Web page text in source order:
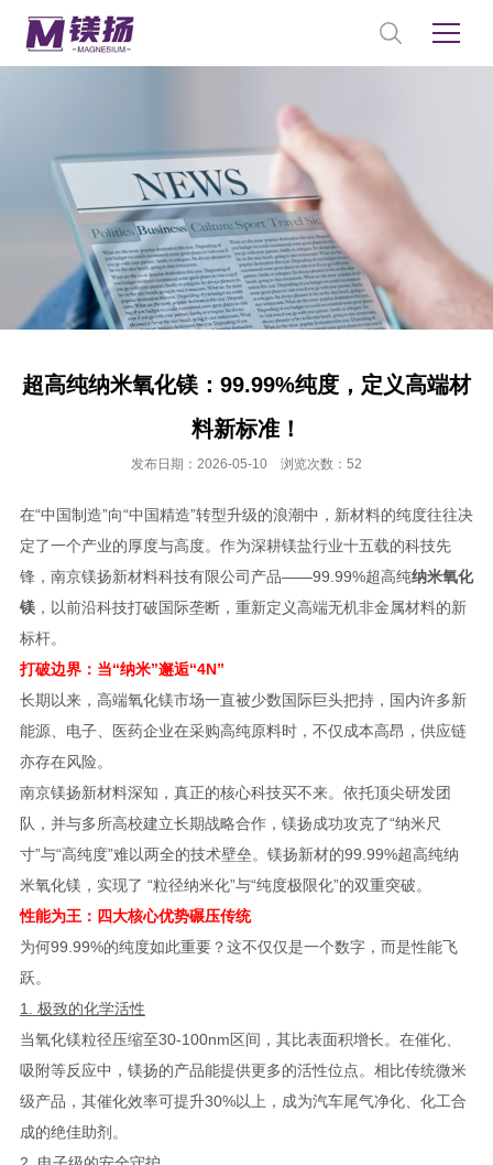
超高纯纳米氧化镁：99.99%纯度，定义高端材
料新标准！
发布日期：2026-05-10 浏览次数：52
在“中国制造”向“中国精造”转型升级的浪潮中，新材料的纯度往往决
定了一个产业的厚度与高度。作为深耕镁盐行业十五载的科技先
锋，南京镁扬新材料科技有限公司产品——99.99%超高纯纳米氧化
镁，以前沿科技打破国际垄断，重新定义高端无机非金属材料的新
标杆。
打破边界：当“纳米”邂逅“4N”
长期以来，高端氧化镁市场一直被少数国际巨头把持，国内许多新
能源、电子、医药企业在采购高纯原料时，不仅成本高昂，供应链
亦存在风险。
南京镁扬新材料深知，真正的核心科技买不来。依托顶尖研发团
队，并与多所高校建立长期战略合作，镁扬成功攻克了“纳米尺
寸”与“高纯度”难以两全的技术壁垒。镁扬新材的99.99%超高纯纳
米氧化镁，实现了 “粒径纳米化”与“纯度极限化”的双重突破。
性能为王：四大核心优势碾压传统
为何99.99%的纯度如此重要？这不仅仅是一个数字，而是性能飞
跃。
1. 极致的化学活性
当氧化镁粒径压缩至30-100nm区间，其比表面积增长。在催化、
吸附等反应中，镁扬的产品能提供更多的活性位点。相比传统微米
级产品，其催化效率可提升30%以上，成为汽车尾气净化、化工合
成的绝佳助剂。